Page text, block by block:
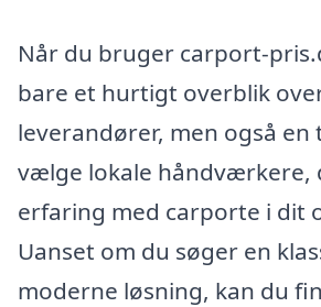
Når du bruger carport-
bare et hurtigt overblik
leverandører, men også
vælge lokale håndværkere,
erfaring med carporte i dit
Uanset om du søger en
moderne løsning, kan du